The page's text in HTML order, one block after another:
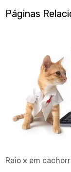
Páginas
Raio x em